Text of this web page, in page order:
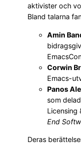
aktivister och
Bland talarna
Amin
Corwin
Emacs-
Panos
som
Licensing
End
Deras